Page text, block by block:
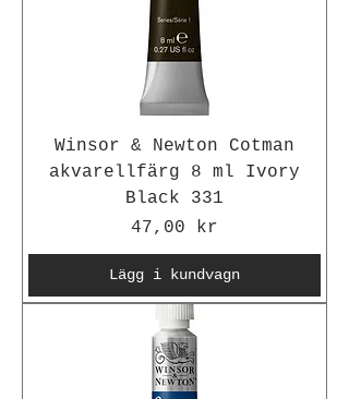
Winsor & Newton Cotman
akvarellfärg 8 ml Ivory
Black 331
Pris
47,00 kr
Lägg i kundvagn